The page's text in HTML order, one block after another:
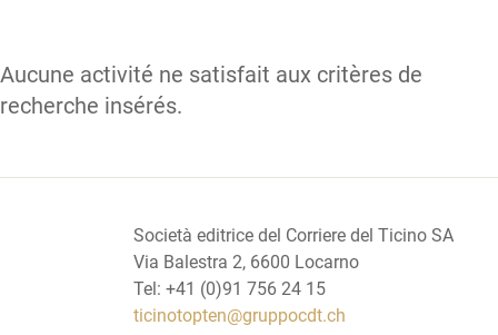
Aucune activité ne satisfait aux critères de
recherche insérés.
Società editrice del Corriere del Ticino SA
Via Balestra 2, 6600 Locarno
Tel: +41 (0)91 756 24 15
ticinotopten@gruppocdt.ch